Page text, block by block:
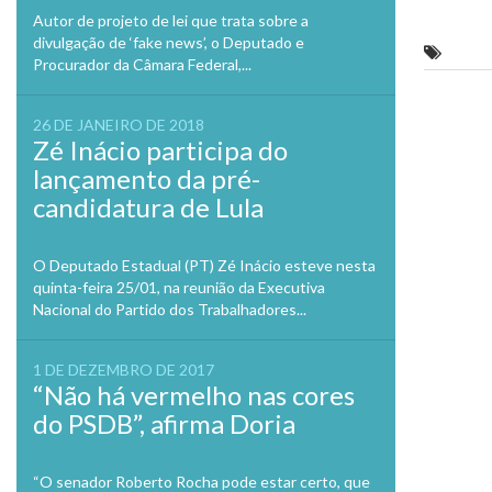
Autor de projeto de lei que trata sobre a
divulgação de ‘fake news’, o Deputado e
Procurador da Câmara Federal,...
26 DE JANEIRO DE 2018
Zé Inácio participa do
lançamento da pré-
candidatura de Lula
O Deputado Estadual (PT) Zé Inácio esteve nesta
quinta-feira 25/01, na reunião da Executiva
Nacional do Partido dos Trabalhadores...
1 DE DEZEMBRO DE 2017
“Não há vermelho nas cores
do PSDB”, afirma Doria
“O senador Roberto Rocha pode estar certo, que